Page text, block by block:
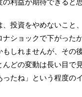
利益が期待できると
投資をやめないこと
ショックで下がった
もしれませんが、その
んどの変動は長い目で
ったね」という程度の